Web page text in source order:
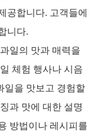
공합니다. 고객들에
니다.
일의 맛과 매력을
체험 행사나 시음
일을 맛보고 경험할
과 맛에 대한 설명
방법이나 레시피를